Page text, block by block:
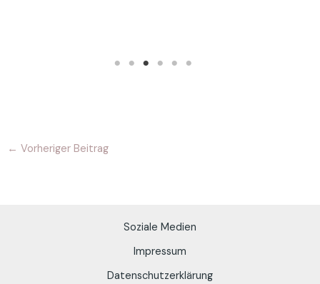
← Vorheriger Beitrag
Soziale Medien
Impressum
Datenschutzerklärung